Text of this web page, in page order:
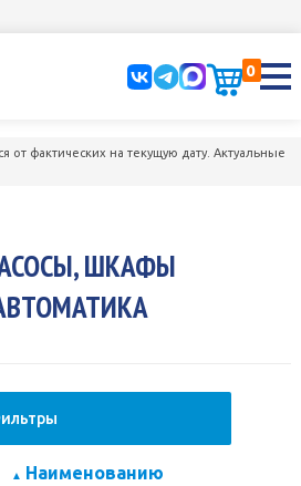
0
от фактических на текущую дату. Актуальные
ШКАФЫ
▲ Наименованию